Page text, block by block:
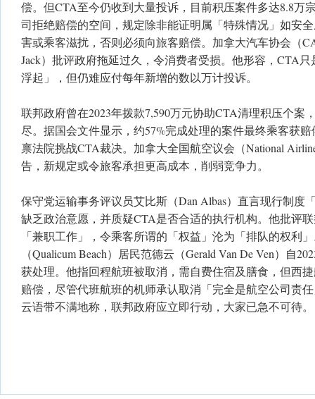
偿。但CTA至今仍收到大量投诉，目前积压案件多达8.8万
司拒绝赔偿的空间，规定除非能证明属「特殊情况」如安
害或乘客滋扰，否则必须向旅客赔偿。加拿大汽车协会（
Jack）批评政府拖延过久，令消费者受损。他形容，CTA
浮起」，但仍难应付每年新增的数以万计投诉。
联邦政府曾在2023年拨款7,590万元协助CTA清理积压个案
尽。据国会文件显示，约57%完成处理的案件最终乘客获
禀法院挑战CTA裁决。加拿大全国航空议会（National
告，新规定或令旅客承担更高成本，削弱竞争力。
保守党运输事务评议员艾比斯（Dan Albas）直言现行制度
缺乏政治意愿，并质疑CTA是否合适的执行机构。他批评
「兼职工作」，令乘客所谓的「权益」沦为「排队的权利
（Qualicum Beach）居民范德云（Gerald Van De Ven）自
获处理。他指回程航班被取消，需自费住宿及膳食，但西捷
赔偿，尽管代班航班的机师承认取消「完全是航空公司责
云语带不满地称，联邦政府应立即行动，大家已急不可待。